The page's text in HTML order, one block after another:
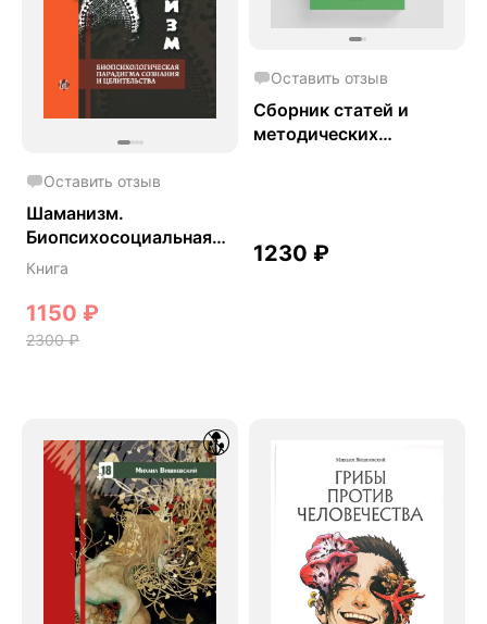
Оставить отзыв
Шаманизм.
Биопсихосоциальная
парадигма сознания и
Винкельман
Книга
1150 ₽
2300₽
Оставить отзыв
Сборник статей и
методических
исследований
1230 ₽